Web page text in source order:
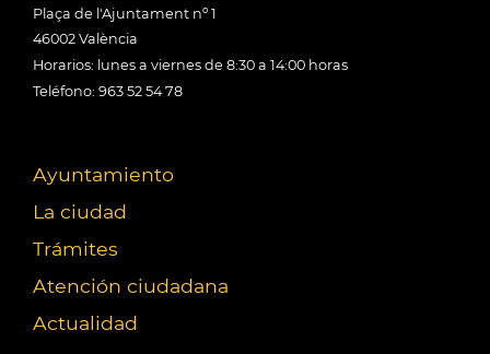
Plaça de l'Ajuntament nº 1
46002 València
Horarios: lunes a viernes de 8:30 a 14:00 horas
Teléfono: 963 52 54 78
Ayuntamiento
La ciudad
Trámites
Atención ciudadana
Actualidad